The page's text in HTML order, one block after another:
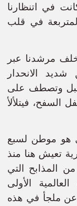
في اتنظارنا
في قلب
مرشدنا عبر
الانحدار
وتصطف على
السفح، فيتلألأ
هو موطن لسبع
تعيش هنا منذ
المذابح التي
الأولى
عن ملجأ في هذه